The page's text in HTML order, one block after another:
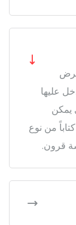
عليها
يمكن
من نوع
قرون.